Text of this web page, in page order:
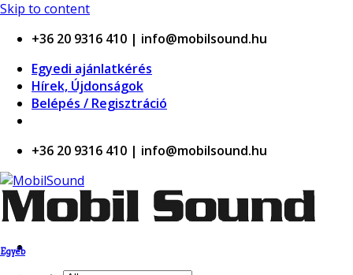
Skip to content
+36 20 9316 410 | info@mobilsound.hu
Egyedi ajánlatkérés
Hírek, Újdonságok
Belépés / Regisztráció
+36 20 9316 410 | info@mobilsound.hu
Egyéb